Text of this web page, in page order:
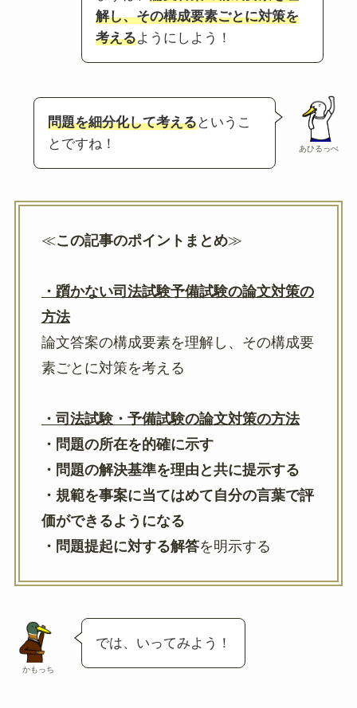
解し、その構成要素ごとに対策を
考えるようにしよう！
あひるっぺ
問題を細分化して考えるというこ
とですね！
≪この記事のポイントまとめ≫
・躓かない司法試験予備試験の論文対策の
方法
論文答案の構成要素を理解し、その構成要
素ごとに対策を考える
・司法試験・予備試験の論文対策の方法
・問題の所在を的確に示す
・問題の解決基準を理由と共に提示する
・規範を事案に当てはめて自分の言葉で評
価ができるようになる
・問題提起に対する解答を明示する
かもっち
では、いってみよう！